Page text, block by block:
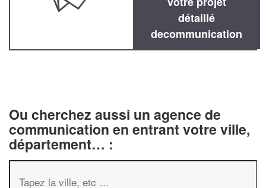
détaillé
decommunication
Ou cherchez aussi un agence de
communication en entrant votre ville,
département… :